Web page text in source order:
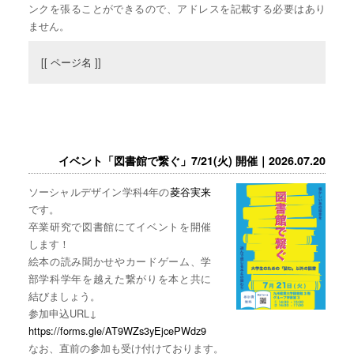
ンクを張ることができるので、アドレスを記載する必要はあり
ません。
[[ ページ名 ]]
イベント「図書館で繋ぐ」7/21(火) 開催｜2026.07.20
ソーシャルデザイン学科4年の菱谷実来
です。
卒業研究で図書館にてイベントを開催
します！
絵本の読み聞かせやカードゲーム、学
部学科学年を越えた繋がりを本と共に
結びましょう。
参加申込URL↓
https://forms.gle/AT9WZs3yEjcePWdz9
なお、直前の参加も受け付けております。